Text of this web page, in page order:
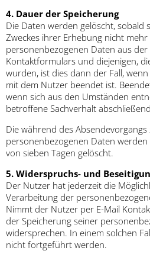
4. Dauer der Speicherung
Die Daten werden gelöscht, sobald
Zweckes ihrer Erhebung nicht
personenbezogenen Daten aus der
Kontaktformulars und diejenigen,
wurden, ist dies dann der Fall,
mit dem Nutzer beendet ist.
wenn sich aus den Umständen
betroffene Sachverhalt
Die während des
personenbezogenen Daten
von sieben Tagen gelöscht.
5. Widerspruchs- und
Der Nutzer hat jederzeit die
Verarbeitung der
Nimmt der Nutzer per E-Mail
der Speicherung seiner
widersprechen. In einem solchen
nicht fortgeführt werden.